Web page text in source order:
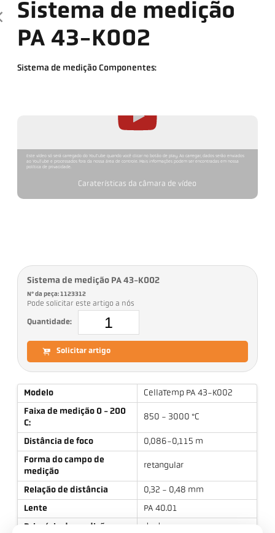
Sistema de medição
PA 43-K002
Sistema de medição Componentes:
Este vídeo só será carregado do YouTube quando você clicar no botão de play. Ao carregar, dados serão enviados
ao YouTube e processados fora da nossa área de controle. Mais informações podem ser encontradas em nossa
política de privacidade.
Caraterísticas da câmara de vídeo
Sistema de medição PA 43-K002
Nº da peça: 1123312
Pode solicitar este artigo a nós
Quantidade:
Solicitar artigo
Modelo
CellaTemp PA 43-K002
Faixa de medição 0 - 200
C:
850 - 3000 °C
Distância de foco
0,086-0,115 m
Forma do campo de
medição
retangular
Relação de distância
0,32 - 0,48 mm
Lente
PA 40.01
Princípio de medição
de duas cores